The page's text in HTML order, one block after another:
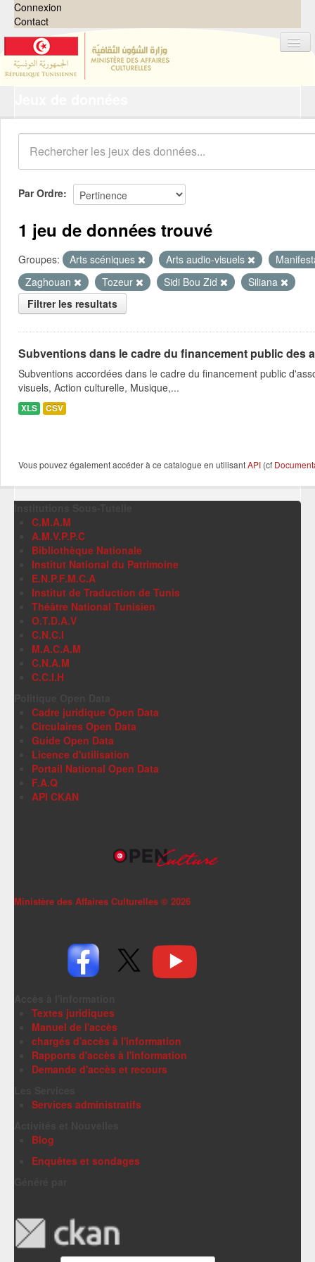
Connexion
Contact
Organisations
Groupes
Demandes 0
À propos
Par Ordre
1 jeu de données trouvé
Groupes: Arts scéniques Arts audio-visuels
Zaghouan
Tozeur Sidi Bou Zid
Siliana
Filtrer les resultats
Subventions dans le cadre du financement public des
Subventions accordées dans le cadre du financement public
visuels, Action culturelle, Musique,...
XLS CSV
Vous pouvez également accéder à ce catalogue en utilisantAPI (cf
C.M.A.M
A.M.V.P.P.C
Bibliothèque Nationale
Institut National du Patrimoine
E.N.P.F.M.C.A
Institut de Traduction de Tunis
Théâtre National Tunisien
O.T.D.A.V
C.N.C.I
M.A.C.A.M
C.N.A.M
C.C.I.H
Cadre juridique Open Data
Circulaires Open Data
Guide Open Data
Licence d'utilisation
Portail National Open Data
F.A.Q
API CKAN
Ministère des Affaires Culturelles © 2026
Textes juridiques
Manuel de l'accès
chargés d'accès à l'information
Rapports d'accès à l'information
Demande d'accès et recours
Services administratifs
Blog
Enquêtes et sondages